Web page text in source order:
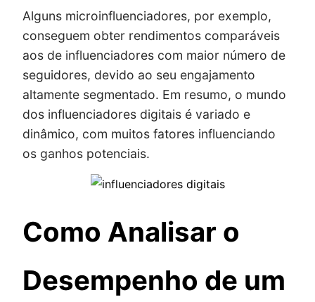
Alguns microinfluenciadores, por exemplo,
conseguem obter rendimentos comparáveis
aos de influenciadores com maior número de
seguidores, devido ao seu engajamento
altamente segmentado. Em resumo, o mundo
dos influenciadores digitais é variado e
dinâmico, com muitos fatores influenciando
os ganhos potenciais.
Como Analisar o
Desempenho de um